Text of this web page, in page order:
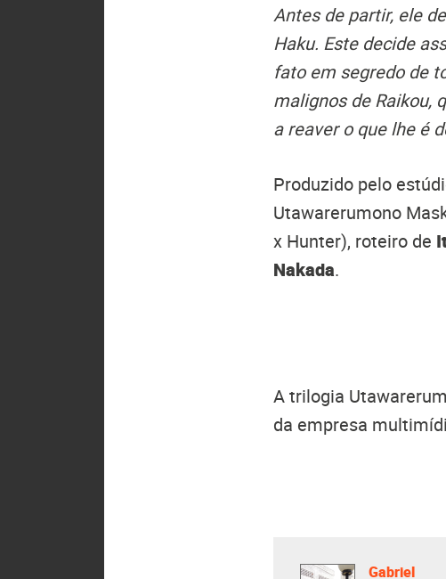
Antes de partir, ele
Haku. Este decide
fato em segredo de
malignos de Raikou,
a reaver o que lhe é
Produzido pelo
Utawarerumono
x Hunter), roteiro de
Nakada.
A trilogia
da empresa
Gabriel